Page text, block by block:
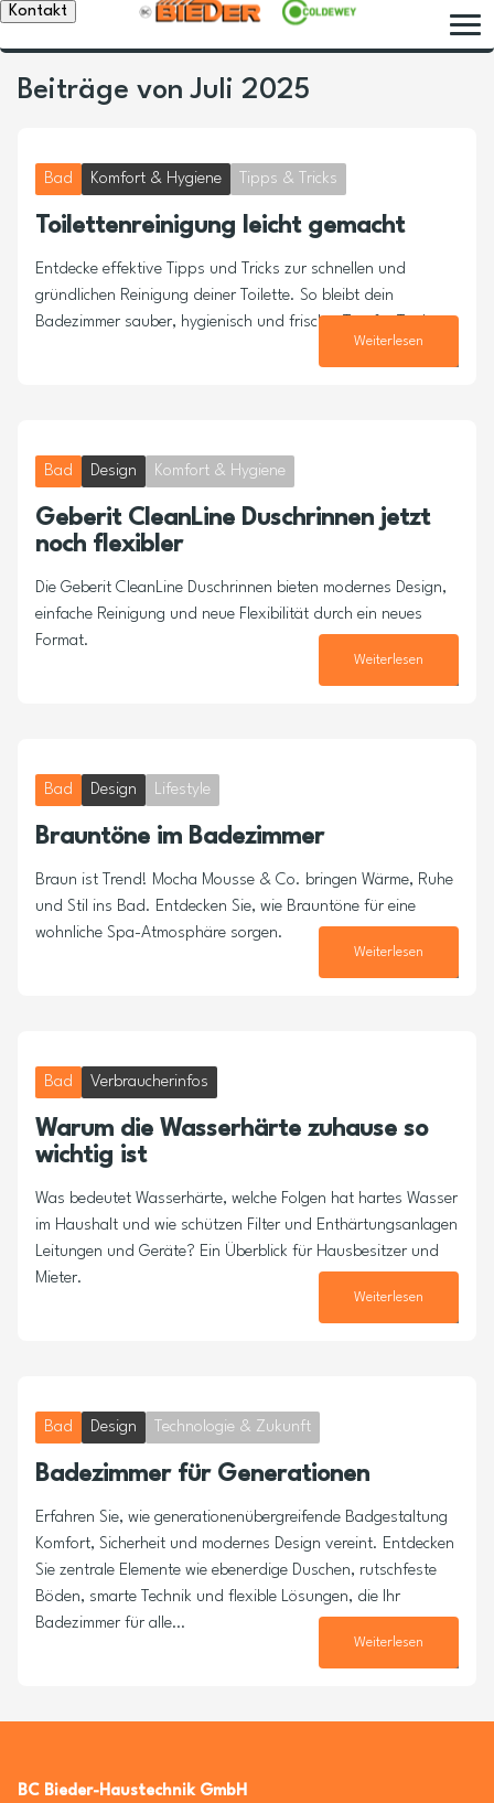
Kontakt
Beiträge von Juli 2025
Bad Komfort & Hygiene Tipps & Tricks
Toilettenreinigung leicht gemacht
Entdecke effektive Tipps und Tricks zur schnellen und
gründlichen Reinigung deiner Toilette. So bleibt dein
Badezimmer sauber, hygienisch und frisch – Tag für Tag!
Weiterlesen
Bad Design Komfort & Hygiene
Geberit CleanLine Duschrinnen jetzt
noch flexibler
Die Geberit CleanLine Duschrinnen bieten modernes Design,
einfache Reinigung und neue Flexibilität durch ein neues
Format.
Weiterlesen
Bad Design Lifestyle
Brauntöne im Badezimmer
Braun ist Trend! Mocha Mousse & Co. bringen Wärme, Ruhe
und Stil ins Bad. Entdecken Sie, wie Brauntöne für eine
wohnliche Spa-Atmosphäre sorgen.
Weiterlesen
Bad Verbraucherinfos
Warum die Wasserhärte zuhause so
wichtig ist
Was bedeutet Wasserhärte, welche Folgen hat hartes Wasser
im Haushalt und wie schützen Filter und Enthärtungsanlagen
Leitungen und Geräte? Ein Überblick für Hausbesitzer und
Mieter.
Weiterlesen
Bad Design Technologie & Zukunft
Badezimmer für Generationen
Erfahren Sie, wie generationenübergreifende Badgestaltung
Komfort, Sicherheit und modernes Design vereint. Entdecken
Sie zentrale Elemente wie ebenerdige Duschen, rutschfeste
Böden, smarte Technik und flexible Lösungen, die Ihr
Badezimmer für alle…
Weiterlesen
BC Bieder-Haustechnik GmbH